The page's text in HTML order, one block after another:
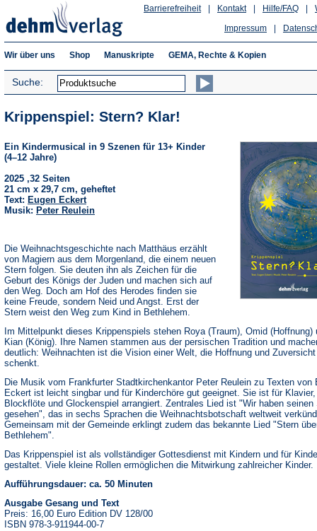
Hilfe/FAQ
Kontakt
Barrierefreiheit
Impressum
Wir über uns Shop Manuskripte GEMA, Rechte & Kopien
Suche:
Krippenspiel: Stern? Klar!
Ein Kindermusical in 9 Szenen für 13+ Kinder
(4–12 Jahre)
2025 ,32 Seiten
21 cm x 29,7 cm, geheftet
Text: Eugen Eckert
Musik: Peter Reulein
Die Weihnachtsgeschichte nach Matthäus erzählt
von Magiern aus dem Morgenland, die einem neuen
Stern folgen. Sie deuten ihn als Zeichen für die
Geburt des Königs der Juden und machen sich auf
den Weg. Doch am Hof des Herodes finden sie
keine Freude, sondern Neid und Angst. Erst der
Stern weist den Weg zum Kind in Bethlehem.
Im Mittelpunkt dieses Krippenspiels stehen Roya (Traum), Omid (Hoffnung)
Kian (König). Ihre Namen stammen aus der persischen Tradition und
deutlich: Weihnachten ist die Vision einer Welt, die Hoffnung und Zuversicht
schenkt.
Die Musik vom Frankfurter Stadtkirchenkantor Peter Reulein zu Texten von
Eckert ist leicht singbar und für Kinderchöre gut geeignet. Sie ist für
Blockflöte und Glockenspiel arrangiert. Zentrales Lied ist "Wir haben seinen
gesehen", das in sechs Sprachen die Weihnachtsbotschaft weltweit
Gemeinsam mit der Gemeinde erklingt zudem das bekannte Lied "Stern
Bethlehem".
Das Krippenspiel ist als vollständiger Gottesdienst mit Kindern und für
gestaltet. Viele kleine Rollen ermöglichen die Mitwirkung zahlreicher Kinder.
Aufführungsdauer: ca. 50 Minuten
Ausgabe Gesang und Text
Preis: 16,00 Euro Edition DV 128/00
ISBN 978-3-911944-00-7